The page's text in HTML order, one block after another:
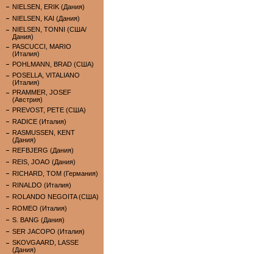
NIELSEN, ERIK (Дания)
NIELSEN, KAI (Дания)
NIELSEN, TONNI (США/
Дания)
PASCUCCI, MARIO
(Италия)
POHLMANN, BRAD (США)
POSELLA, VITALIANO
(Италия)
PRAMMER, JOSEF
(Австрия)
PREVOST, PETE (США)
RADICE (Италия)
RASMUSSEN, KENT
(Дания)
REFBJERG (Дания)
REIS, JOAO (Дания)
RICHARD, TOM (Германия)
RINALDO (Италия)
ROLANDO NEGOITA (США)
ROMEO (Италия)
S. BANG (Дания)
SER JACOPO (Италия)
SKOVGAARD, LASSE
(Дания)